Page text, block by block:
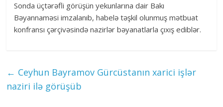
Sonda üçtərəfli görüşün yekunlarına dair Bakı
Bəyannaməsi imzalanıb, habelə təşkil olunmuş mətbuat
konfransı çərçivəsində nazirlər bəyanatlarla çıxış ediblər.
← Ceyhun Bayramov Gürcüstanın xarici işlər
naziri ilə görüşüb